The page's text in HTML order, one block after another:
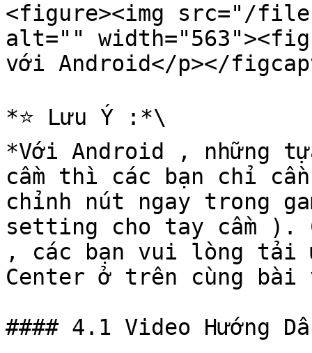
<figure><img src="/files/
alt=""
với Android</p></
*⭐️ Lưu Ý :*\
*Với Android , những
cầm thì các bạn chỉ
chỉnh nút ngay trong
setting cho tay cầm ).
, các bạn vui lòng tải
Center ở trên cùng
#### 4.1 Video Hướng